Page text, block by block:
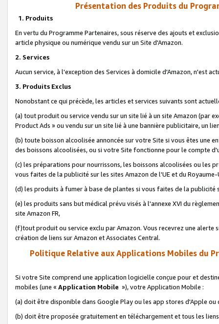
Présentation des Produits du
1. Produits
En vertu du Programme Partenaires, sous réserve des ajouts et
article physique ou numérique vendu sur un Site d'Amazon.
2. Services
Aucun service, à l'exception des Services à domicile d'Amazon, n'est
3. Produits Exclus
Nonobstant ce qui précède, les articles et services suivants sont
(a) tout produit ou service vendu sur un site lié à un site Amazon (par
Product Ads » ou vendu sur un site lié à une bannière publicitaire, un
(b) toute boisson alcoolisée annoncée sur votre Site si vous êtes une
des boissons alcoolisées, ou si votre Site fonctionne pour le compte
(c) les préparations pour nourrissons, les boissons alcoolisées ou les
vous faites de la publicité sur les sites Amazon de l'UE et du Royaume-
(d) les produits à fumer à base de plantes si vous faites de la publicité
(e) les produits sans but médical prévu visés à l'annexe XVI du
site Amazon FR,
(f)tout produit ou service exclu par Amazon. Vous recevrez une alerte
création de liens sur Amazon et Associates Central.
Politique Relative aux Applications Mobiles du
Si votre Site comprend une application logicielle conçue pour et
mobiles (une « Application Mobile »), votre Application Mobile :
(a) doit être disponible dans Google Play ou les app stores d'Apple ou
(b) doit être proposée gratuitement en téléchargement et tous les